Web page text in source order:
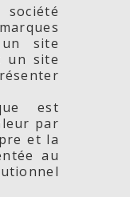
site
un site
est
par
et la
au